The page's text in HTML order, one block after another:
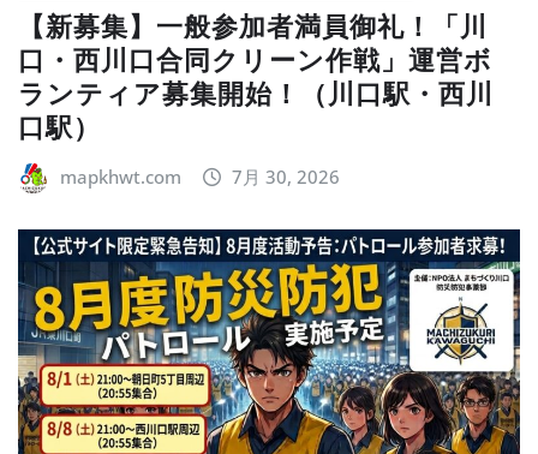
【新募集】一般参加者満員御礼！「川
口・西川口合同クリーン作戦」運営ボ
ランティア募集開始！（川口駅・西川
口駅）
mapkhwt.com 7月 30, 2026